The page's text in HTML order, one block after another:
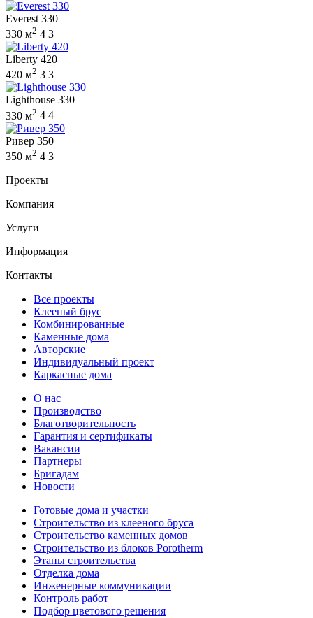
Everest 330
330 м2 4 3
Liberty 420
420 м2 3 3
Lighthouse 330
330 м2 4 4
Ривер 350
350 м2 4 3
Проекты
Компания
Услуги
Информация
Контакты
Все проекты
Клееный брус
Комбинированные
Каменные дома
Авторские
Индивидуальный проект
Каркасные дома
О нас
Производство
Благотворительность
Гарантия и сертификаты
Вакансии
Партнеры
Бригадам
Новости
Готовые дома и участки
Строительство из клееного бруса
Строительство каменных домов
Строительство из блоков Porotherm
Этапы строительства
Отделка дома
Инженерные коммуникации
Контроль работ
Подбор цветового решения